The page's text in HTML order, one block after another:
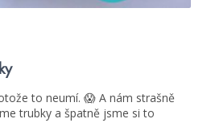
to neumí. 😱 A nám strašně
trubky a špatně jsme si to